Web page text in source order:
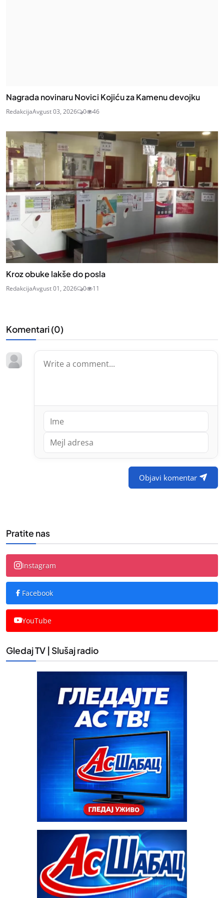
Nagrada novinaru Novici Kojiću za Kamenu devojku
RedakcijaAvgust 03, 2026 0 46
Kroz obuke lakše do posla
RedakcijaAvgust 01, 2026 0 11
Komentari (0)
Objavi komentar
Pratite nas
Instagram
Facebook
YouTube
Gledaj TV | Slušaj radio